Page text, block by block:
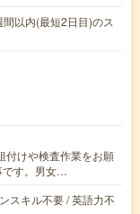
以内(最短2日目)のス
付けや検査作業をお願
です。男女…
スキル不要 / 英語力不